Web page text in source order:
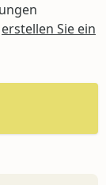
erstellen Sie ein